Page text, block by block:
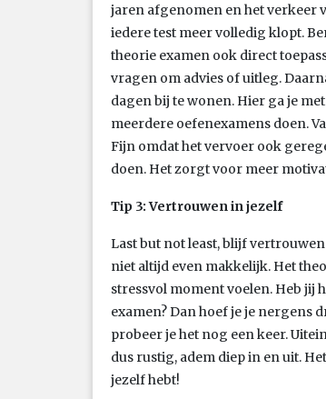
jaren afgenomen en het verkeer
iedere test meer volledig klopt.
theorie examen ook direct
vragen om advies of uitleg.
dagen bij te wonen. Hier ga je
meerdere oefenexamens doen.
Fijn omdat het vervoer ook
doen. Het zorgt voor meer
Tip 3: Vertrouwen in jezelf
Last but not least, blijf
niet altijd even makkelijk. Het
stressvol moment voelen. Heb jij
examen? Dan hoef je je nergens
probeer je het nog een keer.
dus rustig, adem diep in en uit.
jezelf hebt!